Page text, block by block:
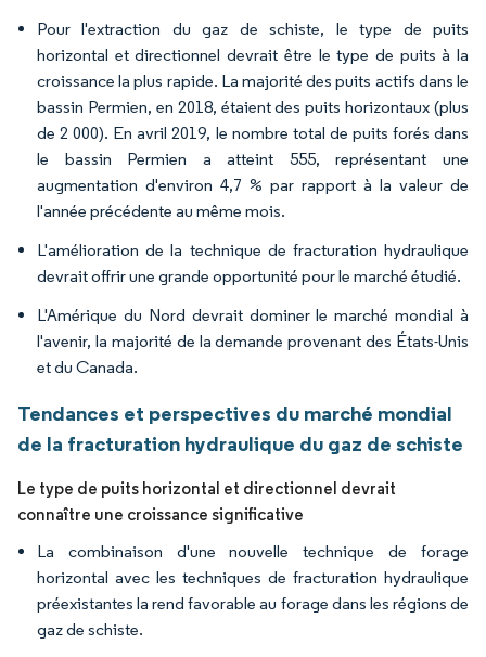
Pour l'extraction du gaz de schiste, le type de puits
horizontal et directionnel devrait être le type de puits à la
croissance la plus rapide. La majorité des puits actifs dans le
bassin Permien, en 2018, étaient des puits horizontaux (plus
de 2 000). En avril 2019, le nombre total de puits forés dans
le bassin Permien a atteint 555, représentant une
augmentation d'environ 4,7 % par rapport à la valeur de
l'année précédente au même mois.
L'amélioration de la technique de fracturation hydraulique
devrait offrir une grande opportunité pour le marché étudié.
L'Amérique du Nord devrait dominer le marché mondial à
l'avenir, la majorité de la demande provenant des États-Unis
et du Canada.
Tendances et perspectives du marché mondial
de la fracturation hydraulique du gaz de schiste
Le type de puits horizontal et directionnel devrait
connaître une croissance significative
La combinaison d'une nouvelle technique de forage
horizontal avec les techniques de fracturation hydraulique
préexistantes la rend favorable au forage dans les régions de
gaz de schiste.